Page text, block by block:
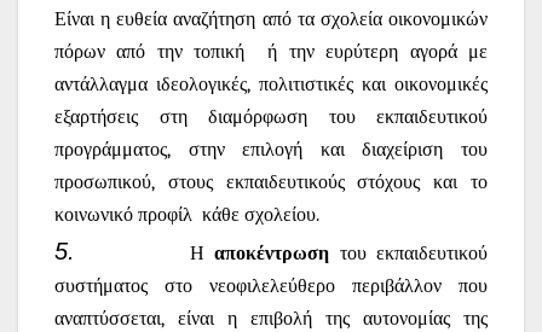
Είναι η ευθεία αναζήτηση από τα σχολεία οικονομικών
πόρων από την τοπική
ή την ευρύτερη αγορά με
αντάλλαγμα ιδεολογικές, πολιτιστικές και οικονομικές
εξαρτήσεις στη διαμόρφωση του εκπαιδευτικού
προγράμματος, στην επιλογή και διαχείριση του
προσωπικού, στους εκπαιδευτικούς στόχους και το
κοινωνικό προφίλ κάθε σχολείου.
5. Ηαποκέντρωση του εκπαιδευτικού
συστήματος στο νεοφιλελεύθερο περιβάλλον που
αναπτύσσεται, είναι η επιβολή της αυτονομίας της